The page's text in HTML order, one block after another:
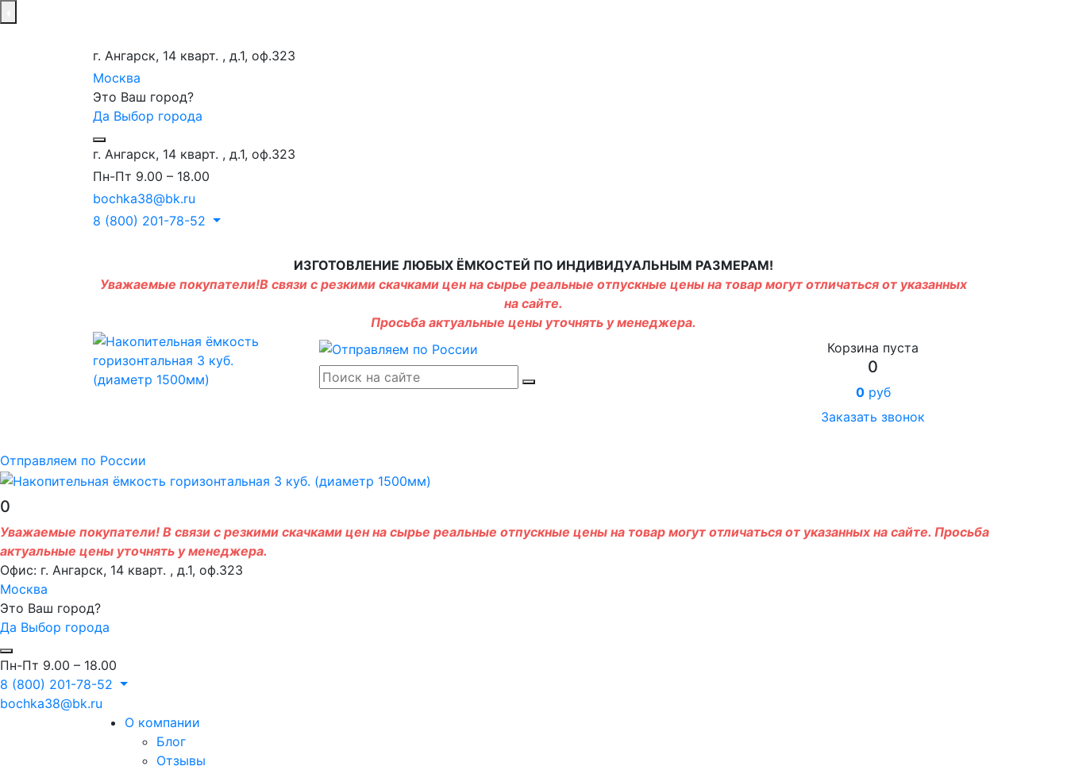
г. Ангарск, 14 кварт. , д.1, оф.323
Москва
Это Ваш город?
Да Выбор города
г. Ангарск, 14 кварт. , д.1, оф.323
Пн-Пт 9.00 – 18.00
bochka38@bk.ru
8 (800) 201-78-52
ИЗГОТОВЛЕНИЕ ЛЮБЫХ ЁМКОСТЕЙ ПО ИНДИВИДУАЛЬНЫМ РАЗМЕРАМ!
Уважаемые покупатели!В связи с резкими скачками цен на сырье реальные отпускные цены на товар могут отличаться от указанных
на сайте.
Просьба актуальные цены уточнять у менеджера.
Корзина пуста
0
0руб
Заказать звонок
Отправляем по России
0
Уважаемые покупатели! В связи с резкими скачками цен на сырье реальные отпускные цены на товар могут отличаться от указанных на сайте. Просьба
актуальные цены уточнять у менеджера.
Офис: г. Ангарск, 14 кварт. , д.1, оф.323
Москва
Это Ваш город?
Да Выбор города
Пн-Пт 9.00 – 18.00
8 (800) 201-78-52
bochka38@bk.ru
О компании
Блог
Отзывы